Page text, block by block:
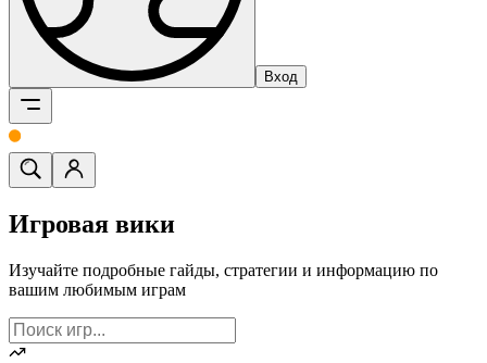
Вход
Игровая вики
Изучайте подробные гайды, стратегии и информацию по
вашим любимым играм